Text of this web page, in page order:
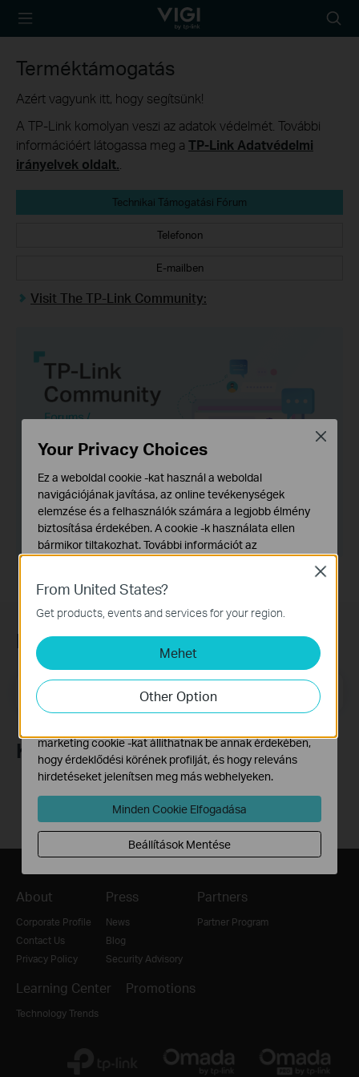
TP-Link, Reliably
icon
Terméktámogatás
Azért vagyunk itt, hogy segítsünk!
A TP-Link komolyan veszi az adatok védelmét. További
információért látogassa meg a TP-Link Adatvédelmi
irányelvek oldalt.
Technikai Támogatási Fórum
Telefonon
E-mailben
Visit The TP-Link Community:
Feliratkozás a hírlevélre
Email Address Feliratkozás
Követés
About
Corporate Profile
Contact Us
Privacy Policy
Press
News
Blog
Security Advisory
Partners
Partner Program
Learning Center
Technology Trends
Promotions
From United States?
Get products, events and services for your region.
Mehet
Other Option
Close
Your Privacy Choices
Ez a weboldal cookie -kat használ a weboldal
navigációjának javítása, az online tevékenységek
elemzése és a felhasználók számára a legjobb élmény
biztosítása érdekében. A cookie -k használata ellen
bármikor tiltakozhat. További információt az
Alap Cookie-k
Ezek a cookie -k a webhely működéséhez szükségesek,
és nem tilthatók le a rendszereiben.
Marketing és Elemző Cookie-k
Az elemző cookie -k lehetővé teszik számunkra, hogy
elemezzük weboldalunkon végzett tevékenységeit, hogy
javítsuk és módosítsuk webhelyünk működését.
marketing cookie -kat állíthatnak be annak érdekében,
hogy érdeklődési körének profilját, és hogy releváns
hirdetéseket jelenítsen meg más webhelyeken.
Minden Cookie Elfogadása
Beállítások Mentése
Close